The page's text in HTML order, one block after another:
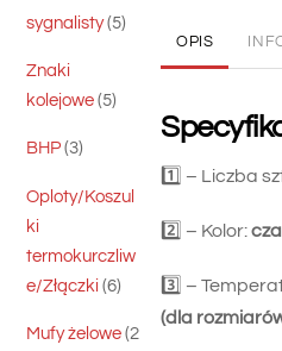
OPIS
1️⃣ – Liczba
2️⃣ – Kolor:
3️⃣ –
(dla
sygnalisty 55
produktów
Znaki
kolejowe 55
produktów
BHP 33
Oploty/Koszul
ki
termokurczliw
e/Złączki 66
produktów
Mufy żelowe 2